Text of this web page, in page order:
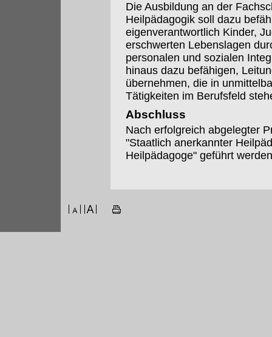
Die Ausbildung an der
Heilpädagogik soll dazu
eigenverantwortlich Kinder,
erschwerten Lebenslagen
personalen und sozialen
hinaus dazu befähigen,
übernehmen, die in
Tätigkeiten im Berufsfeld
Abschluss
Nach erfolgreich abgelegter
"Staatlich anerkannter
Heilpädagoge" geführt